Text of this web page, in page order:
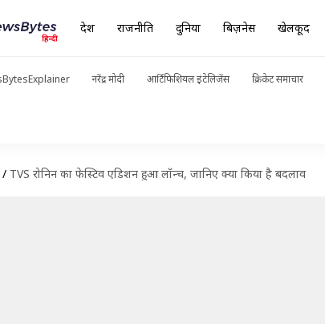
देश राजनीति दुनिया बिज़नेस खेलकूद
नरेंद्र मोदी आर्टिफिशियल इंटेलिजेंस क्रिकेट समाचार
/ TVS रोनिन का फेस्टिव एडिशन हुआ लॉन्च, जानिए क्या किया है बदलाव